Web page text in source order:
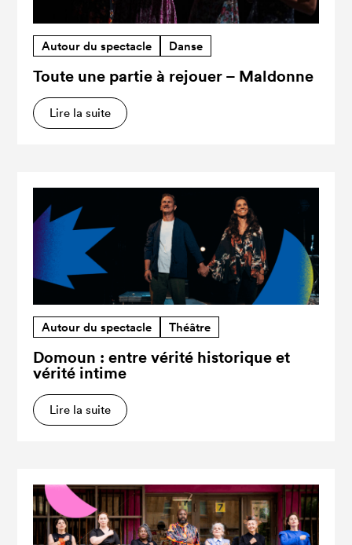
Autour du spectacle Danse
Toute une partie à rejouer – Maldonne
Lire la suite
Autour du spectacle Théâtre
Domoun : entre vérité historique et
vérité intime
Lire la suite